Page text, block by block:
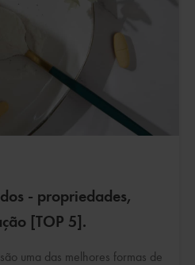
- propriedades,
[TOP 5].
uma das melhores formas de